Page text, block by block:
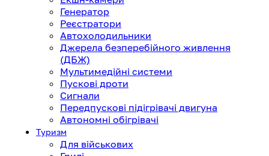
Генератор
Реєстратори
Автохолодильники
Джерела безперебійного живлення
(ДБЖ)
Мультимедійні системи
Пускові дроти
Сигнали
Передпускові підігрівачі двигуна
Автономні обігрівачі
Туризм
Для військових